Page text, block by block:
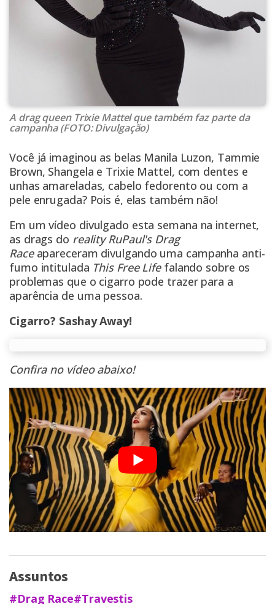
A drag queen Trixie Mattel que também faz parte da
campanha (FOTO: Divulgação)
Você já imaginou as belas Manila Luzon, Tammie
Brown, Shangela e Trixie Mattel, com dentes e
unhas amareladas, cabelo fedorento ou com a
pele enrugada? Pois é, elas também não!
Em um vídeo divulgado esta semana na internet,
as drags do reality RuPaul's Drag
Raceapareceram divulgando uma campanha anti-
fumo intitulada This Free Lifefalando sobre os
problemas que o cigarro pode trazer para a
aparência de uma pessoa.
Cigarro? Sashay Away!
Confira no vídeo abaixo!
Assuntos
#Drag Race#Travestis